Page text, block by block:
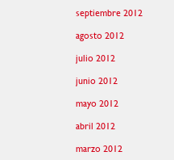
septiembre 2012
agosto 2012
julio 2012
junio 2012
mayo 2012
abril 2012
marzo 2012